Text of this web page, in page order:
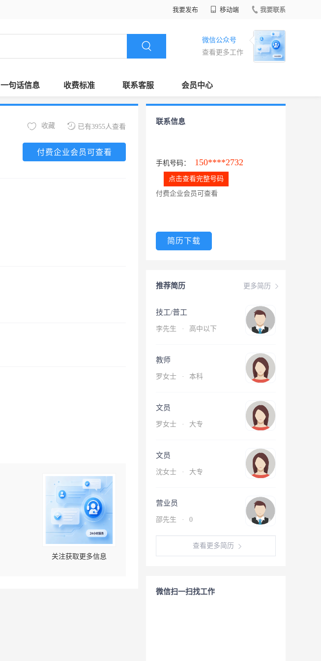
我要发布 移动端 我要联系
微信公众号
查看更多工作
一句话信息 收费标准 联系客服 会员中心
已有3955人查看
收藏
付费企业会员可查看
关注获取更多信息
联系信息
手机号码： 150****2732
点击查看完整号码
付费企业会员可查看
简历下载
更多简历
推荐简历
技工/普工
李先生 · 高中以下
教师
罗女士 · 本科
文员
罗女士 · 大专
文员
沈女士 · 大专
营业员
邵先生 · 0
查看更多简历
微信扫一扫找工作